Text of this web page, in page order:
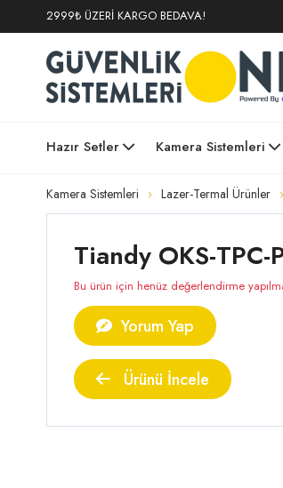
2999₺ ÜZERİ KARGO BEDAVA!
Hazır Setler Kamera Sistemleri
Kamera Sistemleri Lazer-Termal Ürünler
Tiandy OKS-
Bu ürün için henüz değerlendirme
Yorum Yap
Ürünü İncele